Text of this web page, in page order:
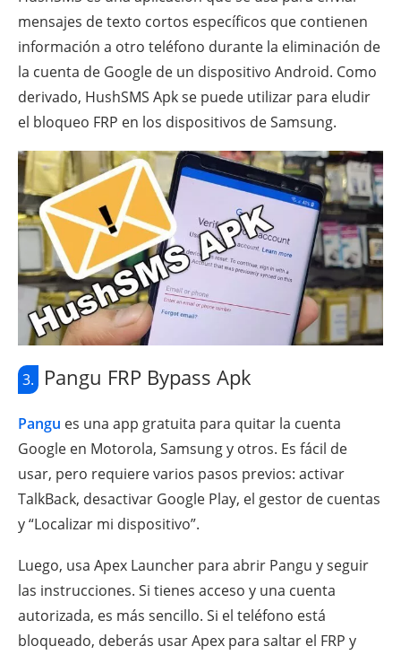
mensajes de texto cortos específicos que contienen
información a otro teléfono durante la eliminación de
la cuenta de Google de un dispositivo Android. Como
derivado, HushSMS Apk se puede utilizar para eludir
el bloqueo FRP en los dispositivos de Samsung.
3. Pangu FRP Bypass Apk
Pangu es una app gratuita para quitar la cuenta
Google en Motorola, Samsung y otros. Es fácil de
usar, pero requiere varios pasos previos: activar
TalkBack, desactivar Google Play, el gestor de cuentas
y “Localizar mi dispositivo”.
Luego, usa Apex Launcher para abrir Pangu y seguir
las instrucciones. Si tienes acceso y una cuenta
autorizada, es más sencillo. Si el teléfono está
bloqueado, deberás usar Apex para saltar el FRP y